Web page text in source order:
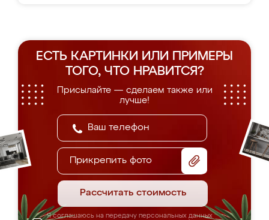
ЕСТЬ КАРТИНКИ ИЛИ ПРИМЕРЫ
ТОГО, ЧТО НРАВИТСЯ?
Присылайте — сделаем также или
лучше!
Прикрепить фото
Рассчитать стоимость
Я соглашаюсь на передачу персональных данных